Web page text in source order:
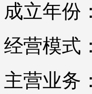
成立年份
经营模式
主营业务